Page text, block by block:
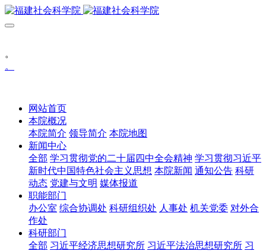
。
。
网站首页
本院概况
本院简介 领导简介 本院地图
新闻中心
全部 学习贯彻党的二十届四中全会精神 学习贯彻习近平
新时代中国特色社会主义思想 本院新闻 通知公告 科研
动态 党建与文明 媒体报道
职能部门
办公室 综合协调处 科研组织处 人事处 机关党委 对外合
作处
科研部门
全部 习近平经济思想研究所 习近平法治思想研究所 习